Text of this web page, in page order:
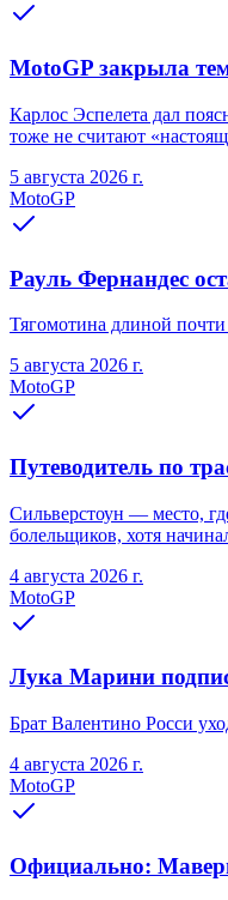
MotoGP закрыла
Карлос Эспелета дал
тоже не считают
5 августа 2026 г.
MotoGP
Рауль Фернандес
Тягомотина длиной почти
5 августа 2026 г.
MotoGP
Путеводитель по
Сильверстоун — место,
болельщиков, хотя
4 августа 2026 г.
MotoGP
Лука Марини
Брат Валентино Росси
4 августа 2026 г.
MotoGP
Официально: